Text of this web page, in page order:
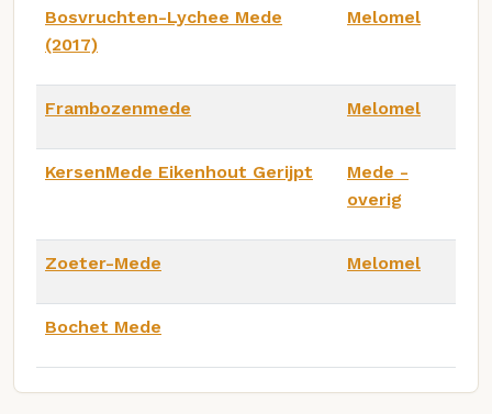
Bosvruchten-Lychee Mede
(2017)
Melomel
Frambozenmede Melomel
KersenMede Eikenhout Gerijpt
Mede -
overig
Zoeter-Mede Melomel
Bochet Mede